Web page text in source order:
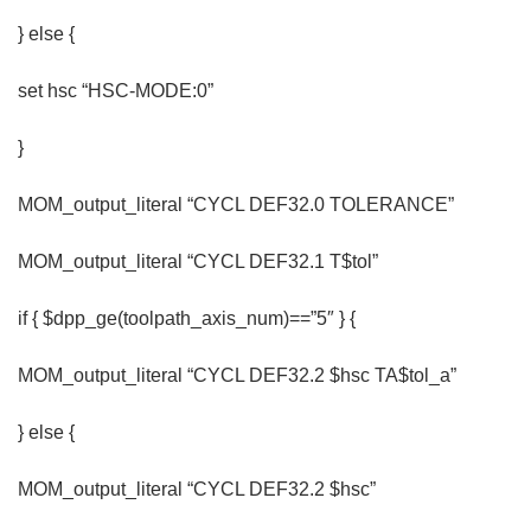
} else {
set hsc “HSC-MODE:0”
}
MOM_output_literal “CYCL DEF32.0 TOLERANCE”
MOM_output_literal “CYCL DEF32.1 T$tol”
if { $dpp_ge(toolpath_axis_num)==”5″ } {
MOM_output_literal “CYCL DEF32.2 $hsc TA$tol_a”
} else {
MOM_output_literal “CYCL DEF32.2 $hsc”